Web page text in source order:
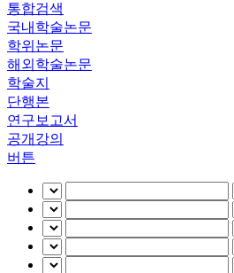
통합검색
국내학술논문
학위논문
해외학술논문
학술지
단행본
연구보고서
공개강의
버튼